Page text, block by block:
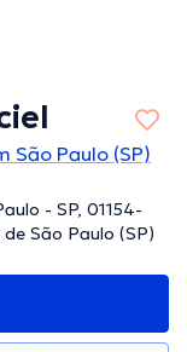
São Paulo (SP)
- SP, 01154-
São Paulo (SP)